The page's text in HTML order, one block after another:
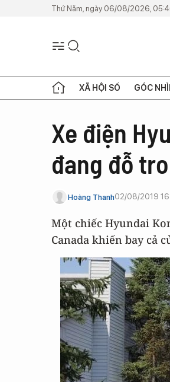
Thứ Năm, ngày 06/08/2026,
XÃ HỘI SỐ GÓC
Xe điện
đang đỗ
Hoàng Thanh02/08/2019
Một chiếc Hyundai
Canada khiến bay cả